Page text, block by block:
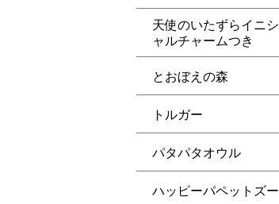
天使のいたずらイニシ
ャルチャームつき
とおぼえの森
トルガー
パタパタオウル
ハッピーパペットズー